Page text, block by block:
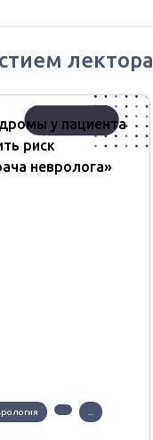
лектора
у пациента
риск
невролога»